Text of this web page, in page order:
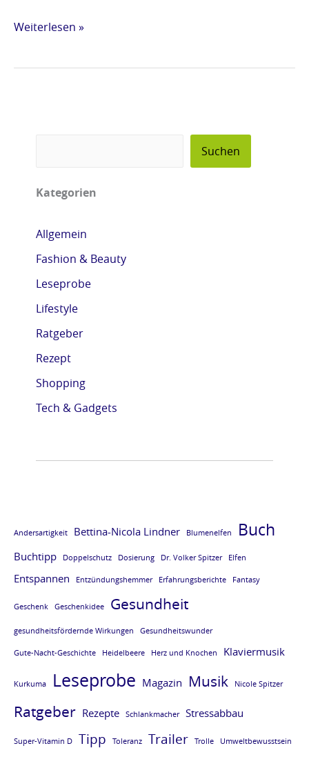
Weiterlesen »
Suchen
Kategorien
Allgemein
Fashion & Beauty
Leseprobe
Lifestyle
Ratgeber
Rezept
Shopping
Tech & Gadgets
Andersartigkeit Bettina-Nicola Lindner Blumenelfen Buch
Buchtipp Doppelschutz Dosierung Dr. Volker Spitzer Elfen
Entspannen Entzündungshemmer Erfahrungsberichte Fantasy
Geschenk Geschenkidee Gesundheit
gesundheitsfördernde Wirkungen Gesundheitswunder
Gute-Nacht-Geschichte Heidelbeere Herz und Knochen Klaviermusik
Kurkuma Leseprobe Magazin Musik Nicole Spitzer
Ratgeber Rezepte Schlankmacher Stressabbau
Super-Vitamin D Tipp Toleranz Trailer Trolle Umweltbewusstsein